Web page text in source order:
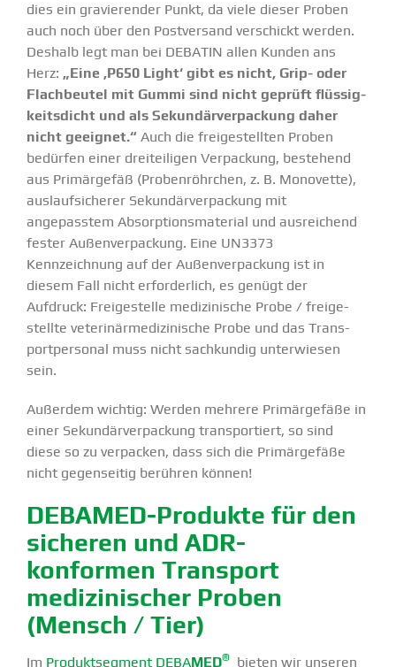
dies ein gravie­render Punkt, da viele dieser Proben
auch noch über den Postversand verschickt werden.
Deshalb legt man bei DEBATIN allen Kunden ans
Herz: „Eine ‚P650 Light‘ gibt es nicht, Grip- oder
Flach­beutel mit Gummi sind nicht geprüft flüssig­
keits­dicht und als Sekun­där­ver­pa­ckung daher
nicht geeignet.“ Auch die freige­stellten Proben
bedürfen einer dreitei­ligen Verpa­ckung, bestehend
aus Primär­gefäß (Proben­röhrchen, z. B. Monovette),
auslauf­si­cherer Sekun­där­ver­pa­ckung mit
angepasstem Absorp­ti­ons­ma­terial und ausrei­chend
fester Außen­ver­pa­ckung. Eine UN3373
Kennzeichnung auf der Außen­ver­pa­ckung ist in
diesem Fall nicht erfor­derlich, es genügt der
Aufdruck: Freige­stelle medizi­nische Probe / freige­
stellte veteri­när­me­di­zi­nische Probe und das Trans­
port­per­sonal muss nicht sachkundig unter­wiesen
sein.
Außerdem wichtig: Werden mehrere Primär­gefäße in
einer Sekun­där­ver­pa­ckung trans­por­tiert, so sind
diese so zu verpacken, dass sich die Primär­gefäße
nicht gegen­seitig berühren können!
DEBAMED-Produkte für den
sicheren und ADR-
konformen Transport
medizi­ni­scher Proben
(Mensch / Tier)
Im Produkt­segment DEBAMED® bieten wir unseren